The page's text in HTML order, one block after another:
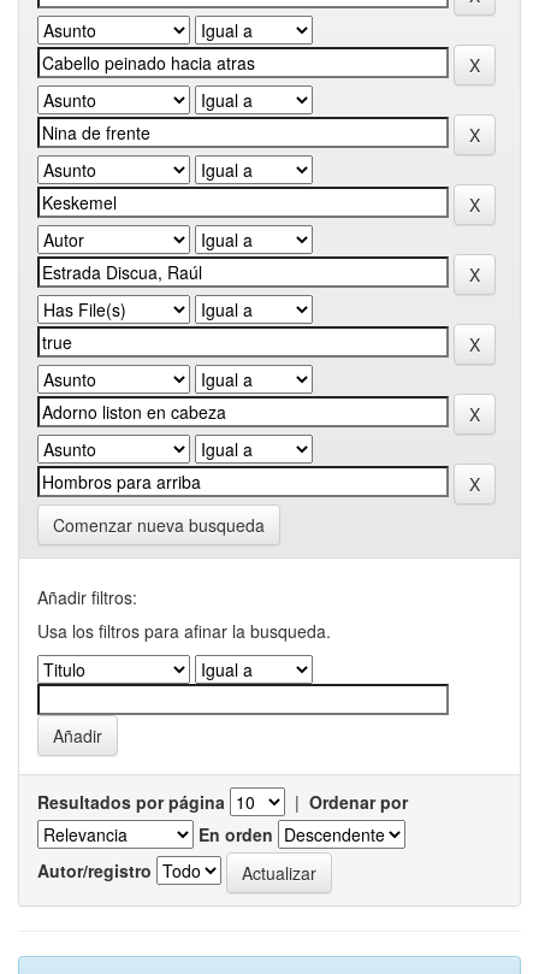
Comenzar nueva busqueda
Añadir filtros:
Usa los filtros para afinar la busqueda.
Resultados por página | Ordenar por
En orden
Autor/registro